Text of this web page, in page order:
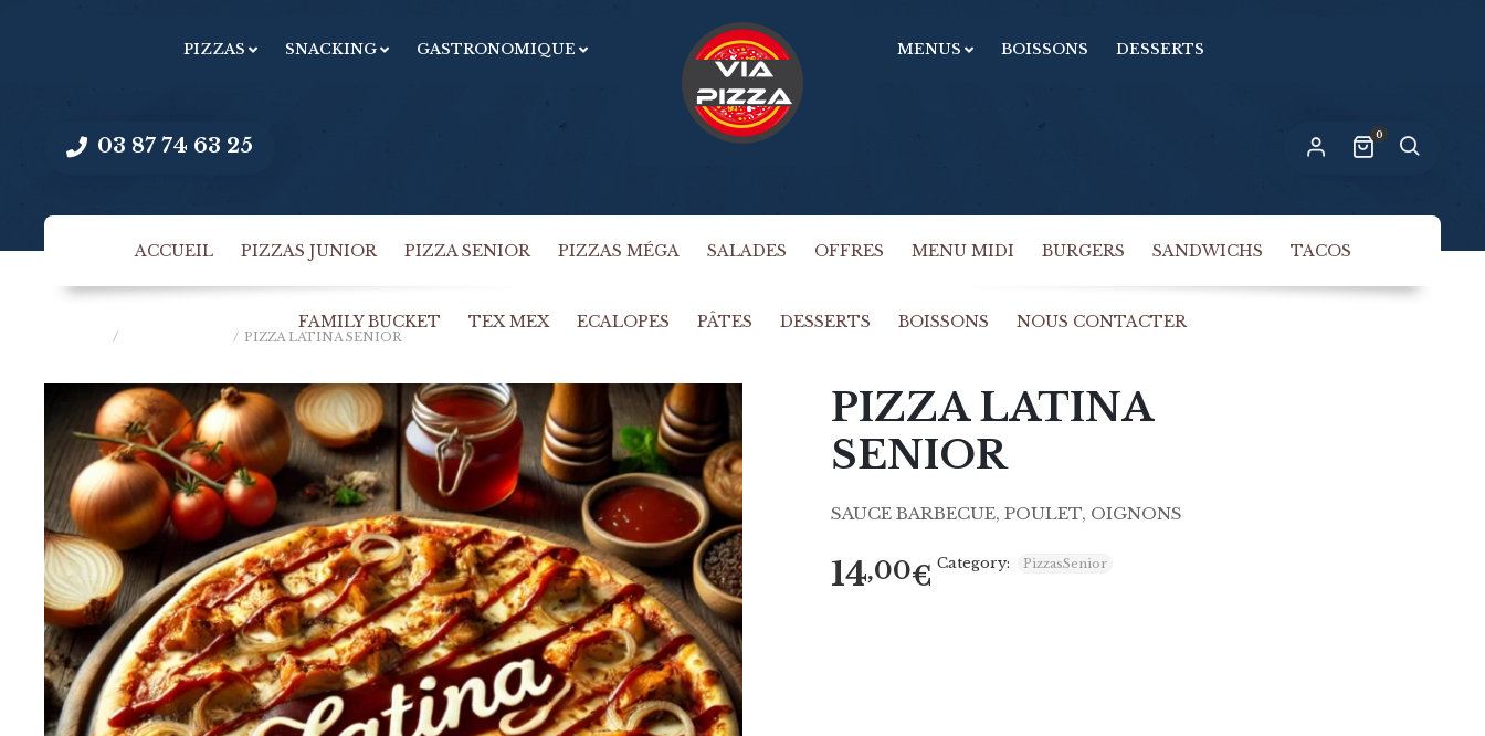
MENUS BOISSONS DESSERTS
PIZZAS SNACKING GASTRONOMIQUE
03 87 74 63 25 0
OBLIGATOIRE
e-mail.
gérer l’accès à votre compte, et pour d’autres raisons
ACCUEIL PIZZAS JUNIOR PIZZA SENIOR PIZZAS MÉGA SALADES OFFRES MENU MIDI BURGERS SANDWICHS TACOS
FAMILY BUCKET TEX MEX ECALOPES PÂTES DESSERTS BOISSONS NOUS CONTACTER
/ / PIZZA LATINA SENIOR
PIZZA LATINA
SENIOR
SAUCE BARBECUE, POULET, OIGNONS
14,00€ Category: PizzasSenior